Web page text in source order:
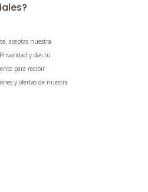
aceptas nuestra
y das tu
para recibir
y ofertas de nuestra